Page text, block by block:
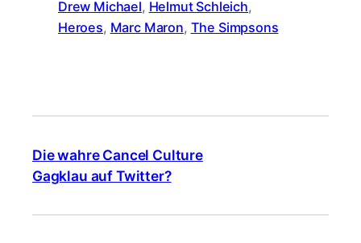
Drew Michael, Helmut Schleich
Heroes, Marc Maron, The Simpsons
Die wahre Cancel Culture
Gagklau auf Twitter?